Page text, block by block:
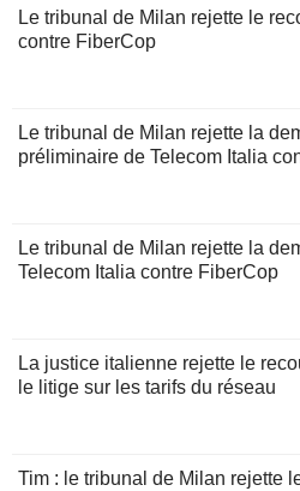
Le tribunal de Milan rejette le
contre FiberCop
Le tribunal de Milan rejette la
préliminaire de Telecom Italia
Le tribunal de Milan rejette la
Telecom Italia contre FiberCop
La justice italienne rejette le
le litige sur les tarifs du réseau
Tim : le tribunal de Milan rejette